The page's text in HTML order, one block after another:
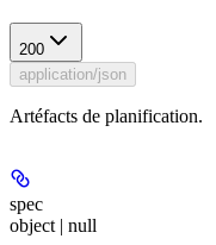
200
application/json
Artéfacts de planification.
spec
object | null